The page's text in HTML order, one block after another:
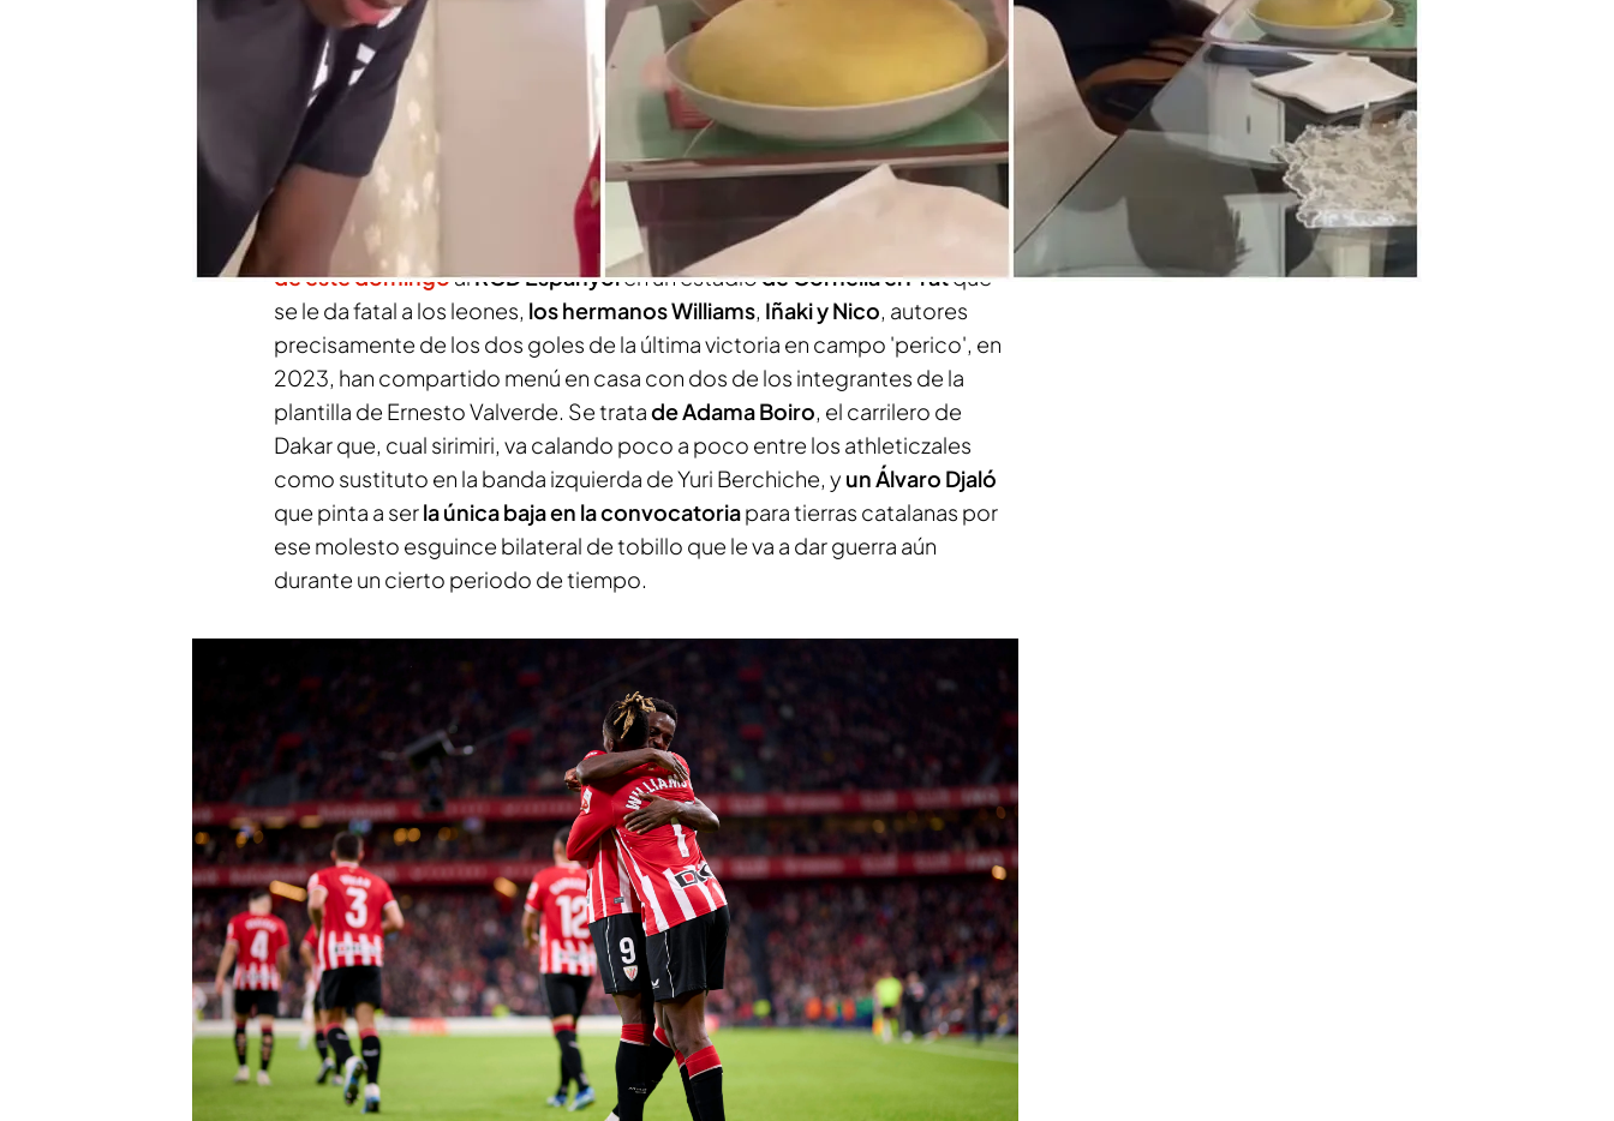
Sociedad
Compartir
Bizkaia Mientras el Athletic Club se apresta
a mantener a tope su
apuesta por entrar en la UEFA Champions League, con la
importante visita
de este domingoalRCD Espanyolen un estadiode Cornellá el Pratque
se le da fatal a los leones, los hermanos Williams, Iñaki y Nico, autores
precisamente de los dos goles de la última victoria en campo 'perico', en
2023, han compartido menú en casa con dos de los integrantes de la
plantilla de Ernesto Valverde. Se tratade Adama Boiro, el carrilero de
Dakar que, cual sirimiri, va calando poco a poco entre los athleticzales
como sustituto en la banda izquierda de Yuri Berchiche, y un Álvaro Djaló
que pinta a serla única baja en la convocatoriapara tierras catalanas por
ese molesto esguince bilateral de tobillo que le va a dar guerra aún
durante un cierto periodo de tiempo.